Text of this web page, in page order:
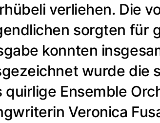
verliehen. Die
sorgten für
konnten
wurde die
quirlige Ensemble
Veronica